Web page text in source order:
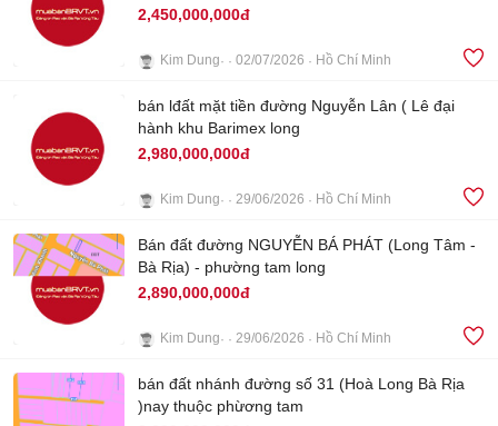
2,450,000,000đ
Kim Dung 02/07/2026 Hồ Chí Minh
bán lđất mặt tiền đường Nguyễn Lân ( Lê đại
hành khu Barimex long
2,980,000,000đ
Kim Dung 29/06/2026 Hồ Chí Minh
Bán đất đường NGUYỄN BÁ PHÁT (Long Tâm -
Bà Rịa) - phường tam long
2,890,000,000đ
Kim Dung 29/06/2026 Hồ Chí Minh
bán đất nhánh đường số 31 (Hoà Long Bà Rịa
)nay thuộc phừơng tam